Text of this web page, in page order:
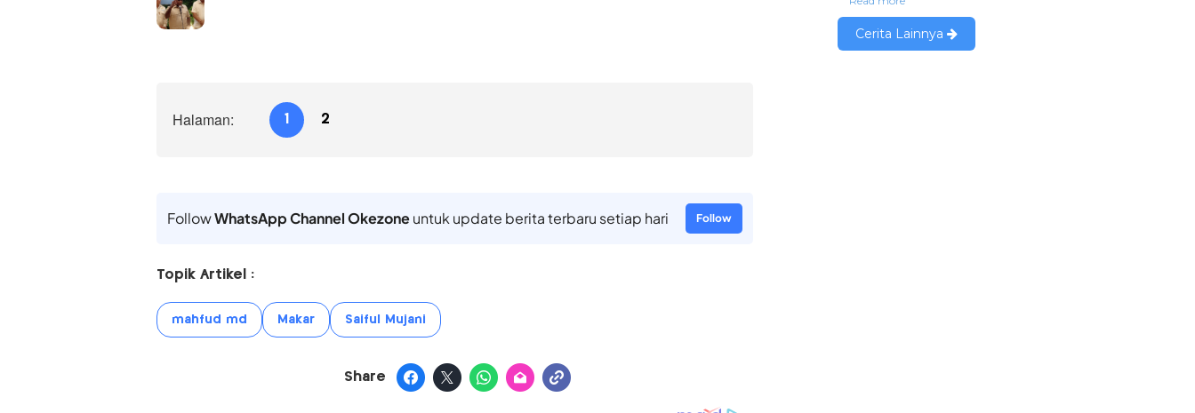
Halaman: 1 2
FollowWhatsApp Channel Okezoneuntuk update berita terbaru setiap hari Follow
Topik Artikel :
mahfud md Makar Saiful Mujani
Share